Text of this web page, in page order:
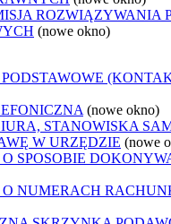
ROZWIĄZYWANIA
(nowe okno)
(nowe okno)
STANOWISKA
W URZĘDZIE (nowe
SPOSOBIE
O NUMERACH